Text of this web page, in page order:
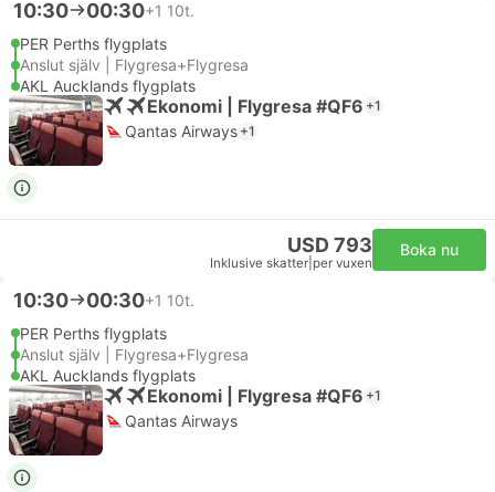
10:30 00:30+1 10t.
PER Perths flygplats
Anslut själv | Flygresa+Flygresa
AKL Aucklands flygplats
Ekonomi | Flygresa #QF6 +1
Qantas Airways +1
USD 793
Inklusive skatter per vuxen
Boka nu
10:30 00:30+1 10t.
PER Perths flygplats
Anslut själv | Flygresa+Flygresa
AKL Aucklands flygplats
Ekonomi | Flygresa #QF6 +1
Qantas Airways